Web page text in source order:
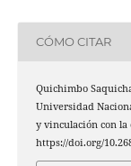
CÓMO CITAR
Quichimbo
Universidad
y vinculación con la
https://doi.org/